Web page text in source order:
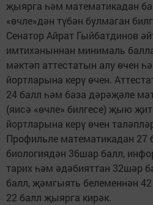
җыярга һәм математикадан
«өчле»дән түбән булмаган
Сенатор Айрат Гыйбатдинов
имтиханыннан минималь
мәктәп аттестатын алу өчен
йортларына керү өчен.
24 балл һәм база дәрәҗәле
(яисә «өчле» билгесе) җыю
йортларына керү өчен
Профильле математикадан 27
биологиядән 36шар балл,
тарих һәм әдәбияттан 32шәр
балл, җәмгыять белеменнән
22 балл җыярга кирәк.